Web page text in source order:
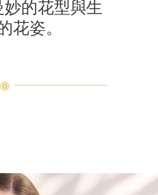
的花型與生
花姿。